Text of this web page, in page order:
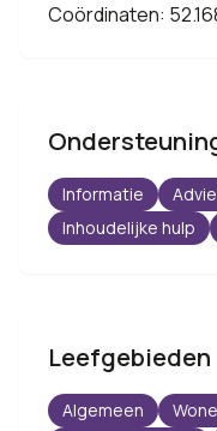
Coördinaten:
Informatie
Inhoudelijke hulp
Leefgebieden
Algemeen